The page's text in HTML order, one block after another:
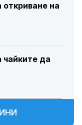
на
да